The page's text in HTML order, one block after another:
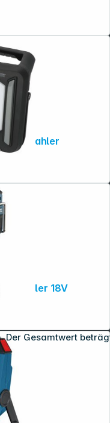
Der Gesamtwert
Brennenstuhl Multi Battery LED Akku Strahler
Akku-Handstrahler 18V